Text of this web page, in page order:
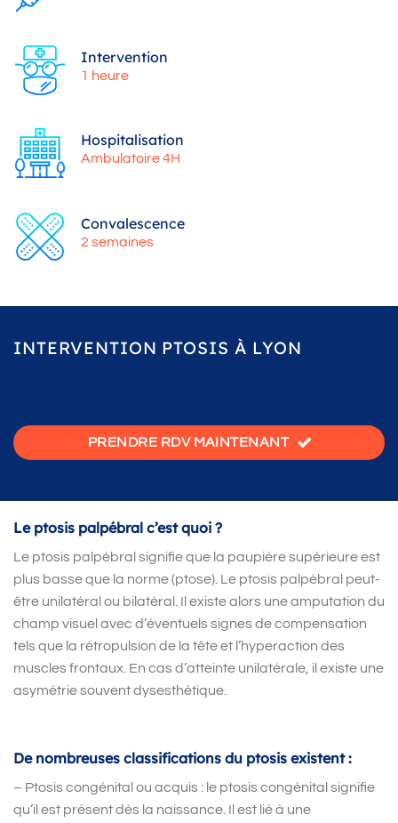
Intervention
1 heure
Hospitalisation
Ambulatoire 4H
Convalescence
2 semaines
INTERVENTION PTOSIS À LYON
PRENDRE RDV MAINTENANT
Le ptosis palpébral c’est quoi ?
Le ptosis palpébral signifie que la paupière supérieure est
plus basse que la norme (ptose). Le ptosis palpébral peut-
être unilatéral ou bilatéral. Il existe alors une amputation du
champ visuel avec d’éventuels signes de compensation
tels que la rétropulsion de la tête et l’hyperaction des
muscles frontaux. En cas d’atteinte unilatérale, il existe une
asymétrie souvent dysesthétique.
De nombreuses classifications du ptosis existent :
– Ptosis congénital ou acquis : le ptosis congénital signifie
qu’il est présent dès la naissance. Il est lié à une